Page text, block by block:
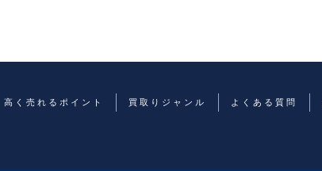
高く売れるポイント 買取りジャンル よくある質問